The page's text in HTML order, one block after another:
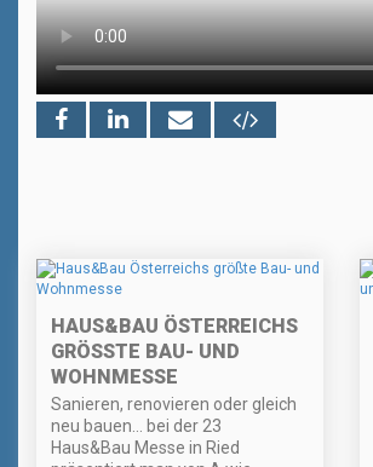
HAUS&BAU ÖSTERREICHS
GRÖSSTE BAU- UND W
OHNMESSE
Sanieren, renovieren oder gleich
neu bauen… bei der 23
Haus&Bau Messe in Ried